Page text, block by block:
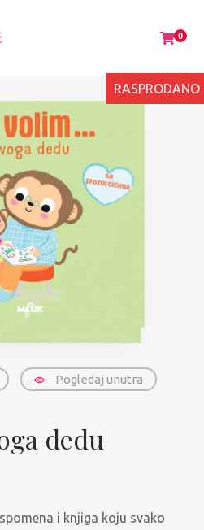
0
Pogledaj unutra
RASPRODANO
dedu
i knjiga koju svako